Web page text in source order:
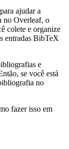
ajudar a
no Overleaf, o
colete e organize
entradas BibTeX
e
se você está
no
fazer isso em